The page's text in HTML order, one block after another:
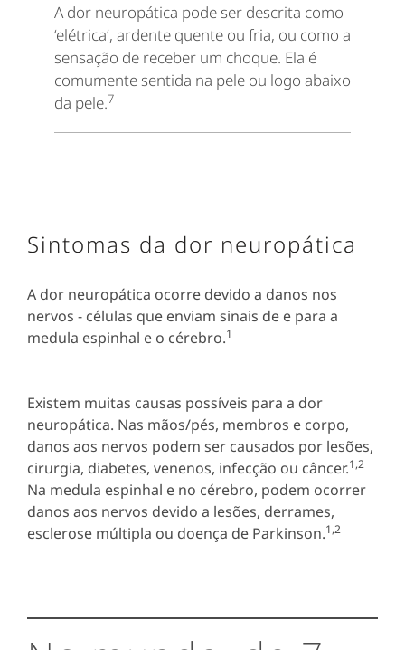
A dor neuropática pode ser descrita como
‘elétrica’, ardente quente ou fria, ou como a
sensação de receber um choque. Ela é
comumente sentida na pele ou logo abaixo
da pele.7
Sintomas da dor neuropática
A dor neuropática ocorre devido a danos nos
nervos - células que enviam sinais de e para a
medula espinhal e o cérebro.1
Existem muitas causas possíveis para a dor
neuropática. Nas mãos/pés, membros e corpo,
danos aos nervos podem ser causados ​​por lesões,
cirurgia, diabetes, venenos, infecção ou câncer.1,2
Na medula espinhal e no cérebro, podem ocorrer
danos aos nervos devido a lesões, derrames,
esclerose múltipla ou doença de Parkinson.1,2